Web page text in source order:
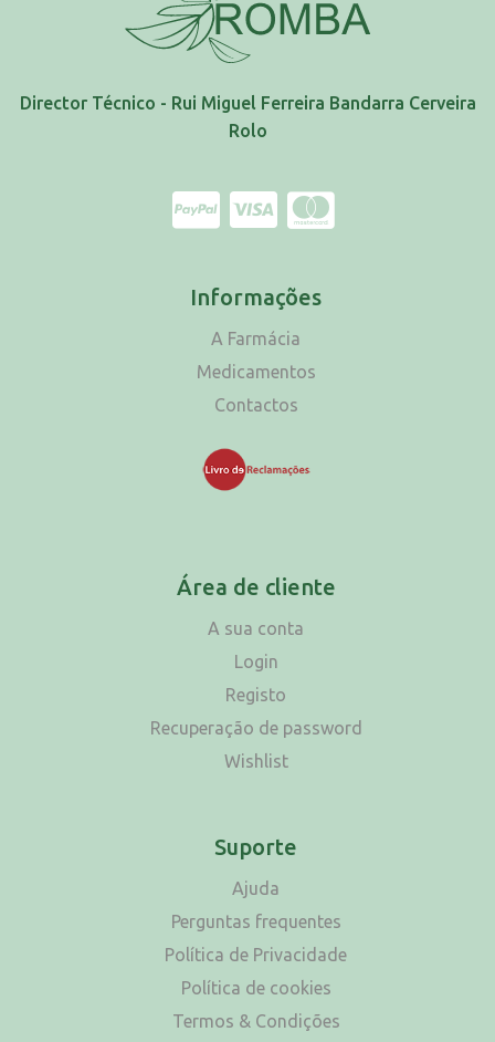
Director Técnico - Rui Miguel Ferreira Bandarra Cerveira
Rolo
Informações
A Farmácia
Medicamentos
Contactos
Área de cliente
A sua conta
Login
Registo
Recuperação de password
Wishlist
Suporte
Ajuda
Perguntas frequentes
Política de Privacidade
Política de cookies
Termos & Condições